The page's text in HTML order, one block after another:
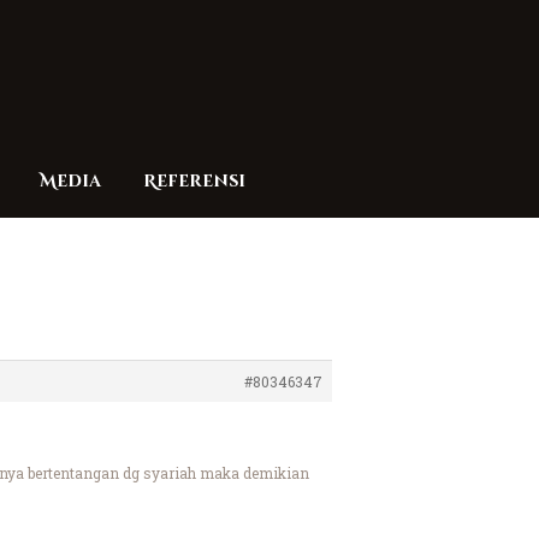
Media Referensi
#80346347
bertentangan dg syariah maka demikian